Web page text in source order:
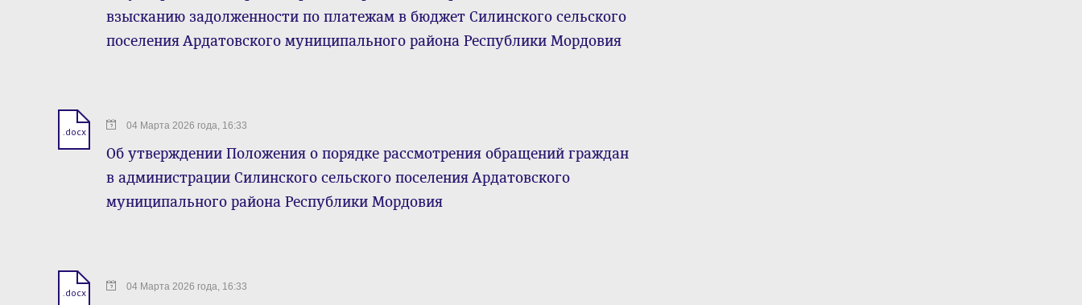
взысканию задолженности по платежам в бюджет Силинского сельского
поселения Ардатовского муниципального района Республики Мордовия
.docx 04 Марта 2026 года, 16:33
Об утверждении Положения о порядке рассмотрения обращений граждан
в администрации Силинского сельского поселения Ардатовского
муниципального района Республики Мордовия
.docx 04 Марта 2026 года, 16:33